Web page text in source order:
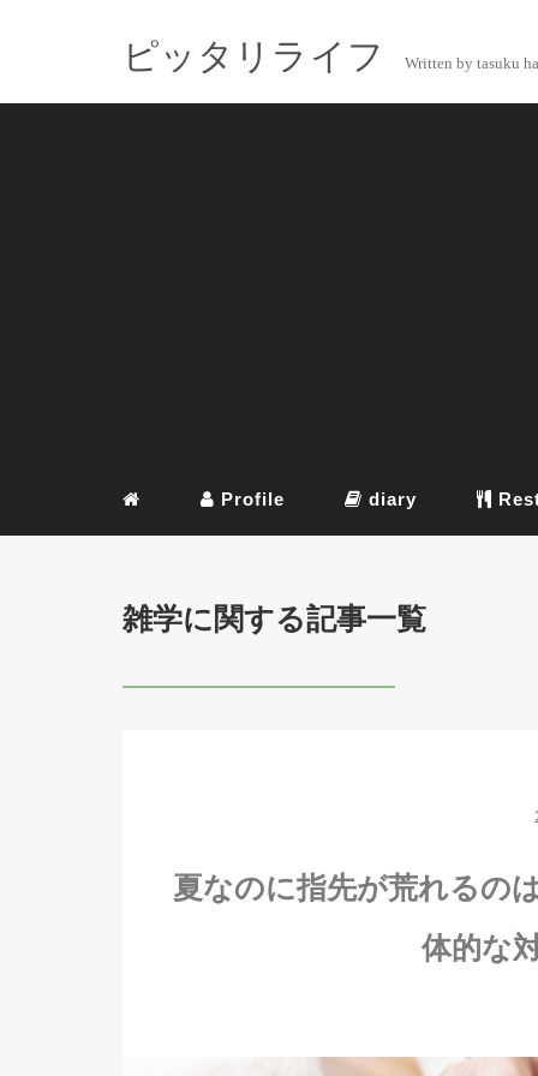
ピッタリライフ Written by tasuku
Profile diary
雑学に関する記事一覧
夏なのに指先が荒れるの
体的な